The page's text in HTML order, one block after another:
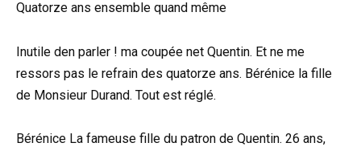
Quatorze ans ensemble quand même
Inutile den parler ! ma coupée net Quentin. Et ne me
ressors pas le refrain des quatorze ans. Bérénice la fille
de Monsieur Durand. Tout est réglé.
Bérénice La fameuse fille du patron de Quentin. 26 ans,